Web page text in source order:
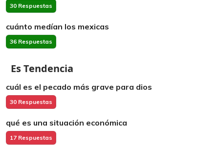
30 Respuestas
cuánto medían los mexicas
36 Respuestas
Es Tendencia
cuál es el pecado más grave para dios
30 Respuestas
qué es una situación económica
17 Respuestas